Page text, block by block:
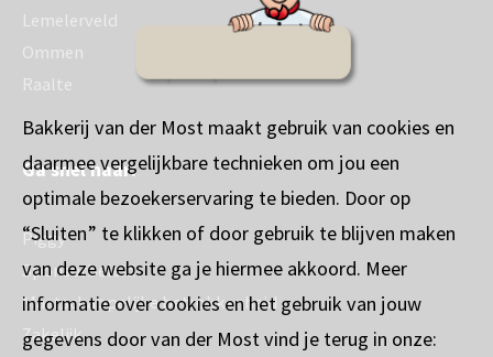
Lemelerveld
Ommen
Raalte
Ga snel naar:
Piggy
Sponsorbeleid
Maatschappelijke betrokkenheid
Zakelijk
Bakkerij van der Most maakt gebruik van cookies en
daarmee vergelijkbare technieken om jou een
optimale bezoekerservaring te bieden. Door op
“Sluiten” te klikken of door gebruik te blijven maken
van deze website ga je hiermee akkoord. Meer
informatie over cookies en het gebruik van jouw
gegevens door van der Most vind je terug in onze: